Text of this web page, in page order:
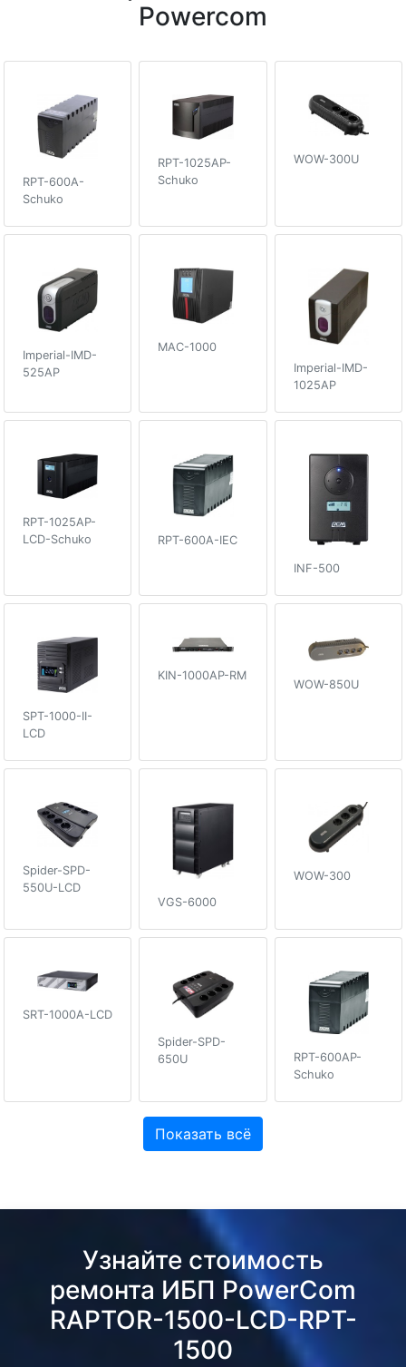
Powercom
RPT-600A-
Schuko
RPT-1025AP-
Schuko
WOW-300U
Imperial-IMD-
525AP
MAC-1000
Imperial-IMD-
1025AP
RPT-1025AP-
LCD-Schuko
RPT-600A-IEC
INF-500
SPT-1000-II-
LCD
KIN-1000AP-RM
WOW-850U
Spider-SPD-
550U-LCD
VGS-6000
WOW-300
SRT-1000A-LCD
Spider-SPD-
650U
RPT-600AP-
Schuko
Показать всё
Узнайте стоимость
ремонта ИБП PowerCom
RAPTOR-1500-LCD-RPT-
1500